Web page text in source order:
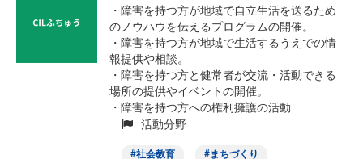
・障害を持つ方が地域で自立生活を送るため
のノウハウを伝えるプログラムの開催。
・障害を持つ方が地域で生活するうえでの情
報提供や相談。
・障害を持つ方と健常者が交流・活動できる
場所の提供やイベントの開催。
・障害を持つ方への権利擁護の活動
活動分野
社会教育 まちづくり